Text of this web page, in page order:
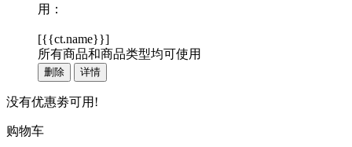
用：
[{{ct.name}}]
所有商品和商品类型均可使用
删除 详情
没有优惠劵可用!
购物车